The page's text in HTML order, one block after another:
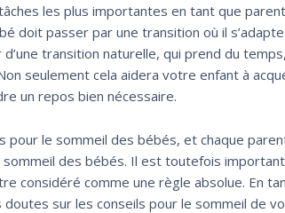
les plus importantes en tant que
doit passer par une transition où il
d’une transition naturelle, qui prend du
seulement cela aidera votre enfant à
un repos bien nécessaire.
pour le sommeil des bébés, et chaque
des bébés. Il est toutefois important
considéré comme une règle absolue. En
sur les conseils pour le sommeil de